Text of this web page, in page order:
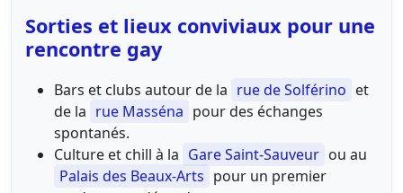
Sorties et lieux conviviaux pour une
rencontre gay
Bars et clubs autour de la rue de Solférino et
de la rue Masséna pour des échanges
spontanés.
Culture et chill à la Gare Saint-Sauveur ou au
Palais des Beaux-Arts pour un premier